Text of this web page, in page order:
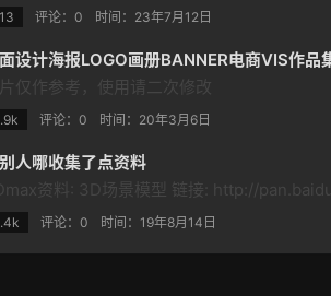
评论：0 时间： 23年7月12日
设计海报LOGO画册BANNER电商VIS作品
仅作参考，使用请二次修改
评论：0 时间： 20年3月6日
人哪收集了点资料
评论：0 时间： 19年8月14日